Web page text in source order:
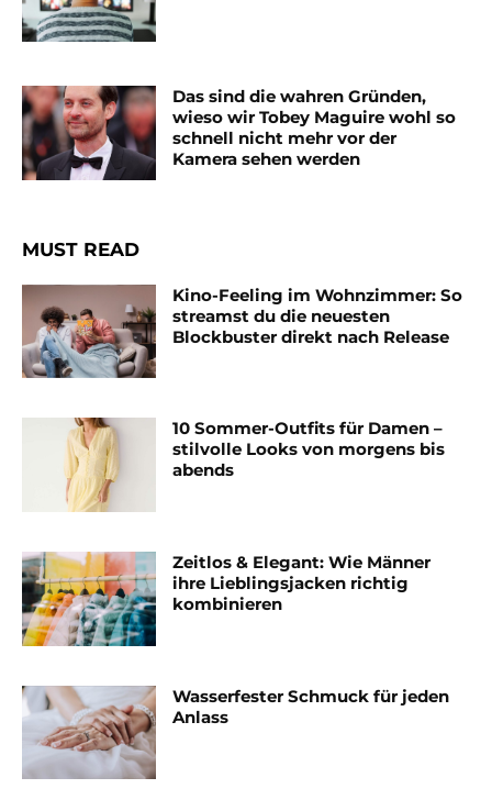
Das sind die wahren Gründen,
wieso wir Tobey Maguire wohl so
schnell nicht mehr vor der
Kamera sehen werden
MUST READ
Kino-Feeling im Wohnzimmer: So
streamst du die neuesten
Blockbuster direkt nach Release
10 Sommer-Outfits für Damen –
stilvolle Looks von morgens bis
abends
Zeitlos & Elegant: Wie Männer
ihre Lieblingsjacken richtig
kombinieren
Wasserfester Schmuck für jeden
Anlass